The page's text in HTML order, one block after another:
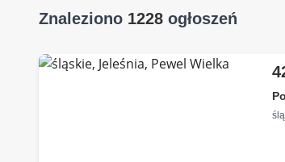
Znaleziono 1228 ogłoszeń